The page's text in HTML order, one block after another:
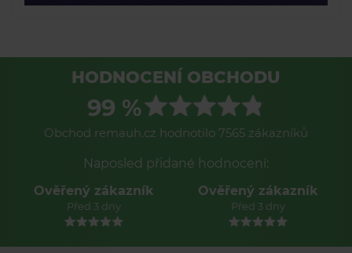
HODNOCENÍ OBCHODU
99 %
Obchod remauh.cz hodnotilo 7565 zákazníků
Naposled přidané hodnocení:
Ověřený zákazník
Před 3 dny
Ověřený zákazník
Před 3 dny